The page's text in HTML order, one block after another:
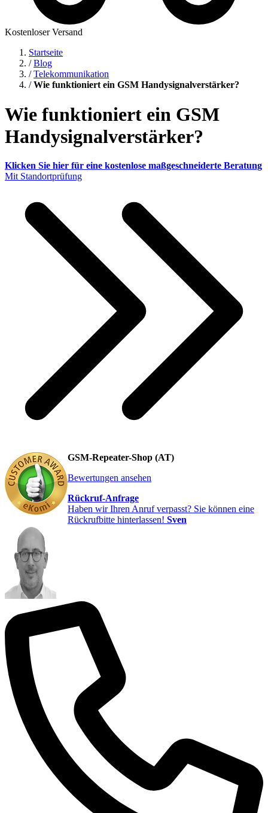
Kostenloser Versand
Startseite
/Blog
/Telekommunikation
/Wie funktioniert ein GSM Handysignalverstärker?
Wie funktioniert ein GSM
Handysignalverstärker?
Klicken Sie hier für eine kostenlose maßgeschneiderte Beratung
Mit Standortprüfung
GSM-Repeater-Shop (AT)
Bewertungen ansehen
Rückruf-Anfrage
Haben wir Ihren Anruf verpasst? Sie können eine
Rückrufbitte hinterlassen! Sven